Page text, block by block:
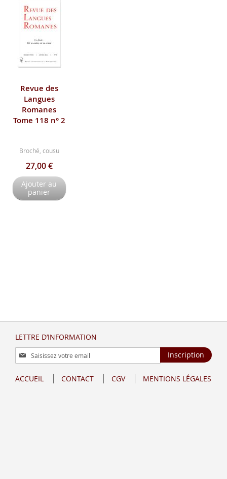
Revue des
Langues
Romanes
Tome 118 n° 2
Broché, cousu
27,00 €
Ajouter au
panier
LETTRE D’INFORMATION
Inscription
à
lettre
Inscription
ACCUEIL CONTACT CGV MENTIONS LÉGALES